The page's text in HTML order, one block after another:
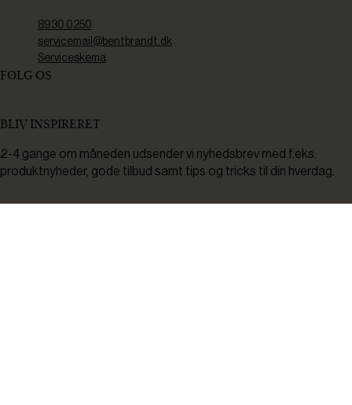
8930 0250
servicemail@bentbrandt.dk
Serviceskema
FØLG OS
BLIV INSPIRERET
2-4 gange om måneden udsender vi nyhedsbrev med f.eks.
produktnyheder, gode tilbud samt tips og tricks til din hverdag.